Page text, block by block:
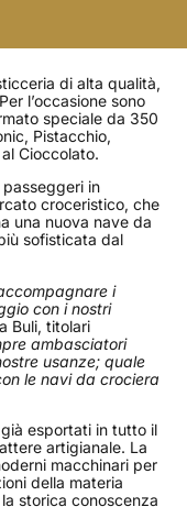
di alta qualità,
l’occasione sono
speciale da 350
Pistacchio,
Cioccolato.
in
croceristico, che
una nuova nave da
sofisticata dal
i
con i nostri
Buli, titolari
ambasciatori
usanze; quale
le navi da crociera
esportati in tutto il
artigianale. La
macchinari per
della materia
storica conoscenza